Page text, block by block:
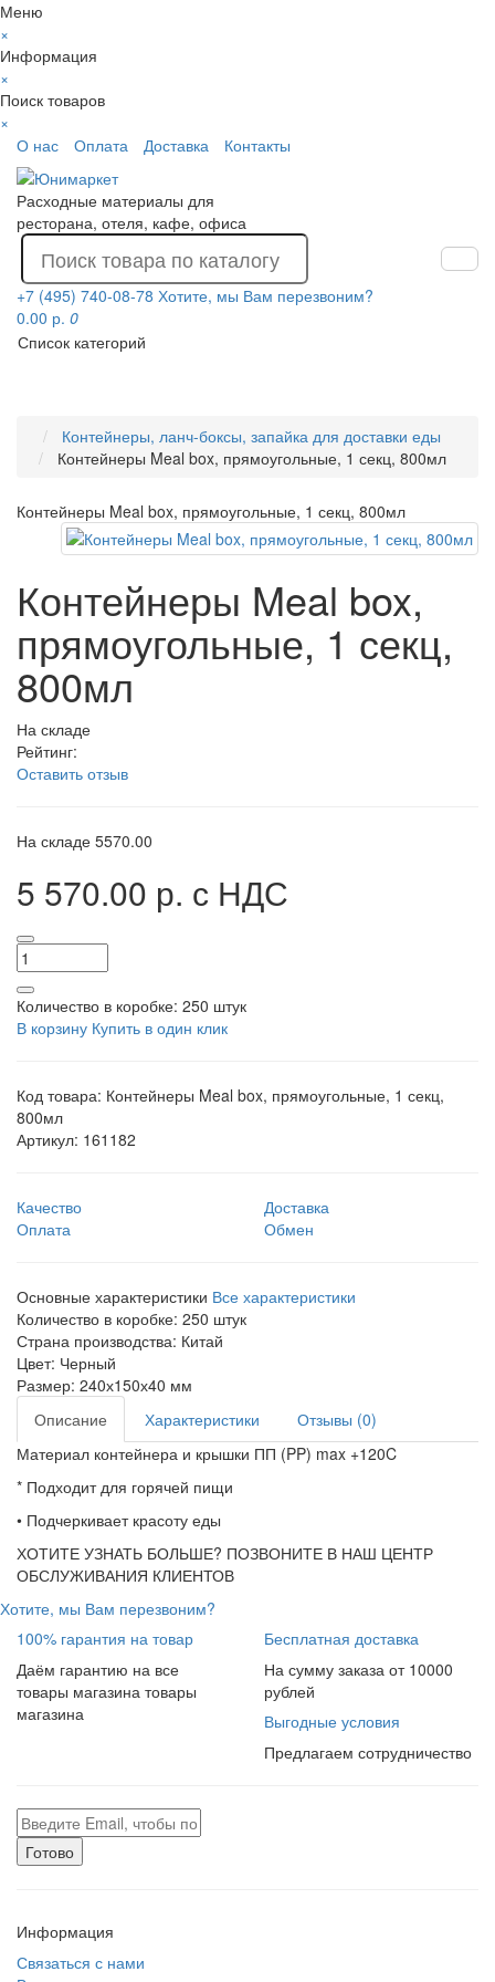
Меню
×
Информация
×
Поиск товаров
×
О нас
Оплата Доставка Контакты
Расходные материалы для
ресторана, отеля, кафе, офиса
+7 (495) 740-08-78 Хотите, мы Вам перезвоним?
0.00 р. 0
Список категорий
Контейнеры, ланч-боксы, запайка для доставки еды
Контейнеры Meal box, прямоугольные, 1 секц, 800мл
Контейнеры Meal box, прямоугольные, 1 секц, 800мл
Контейнеры Meal box,
прямоугольные, 1 секц,
800мл
На складе
Рейтинг:
Оставить отзыв
На складе 5570.00
5 570.00 р. с НДС
Количество в коробке: 250 штук
В корзину Купить в один клик
Код товара: Контейнеры Meal box, прямоугольные, 1 секц,
800мл
Артикул: 161182
Качество
Доставка
Оплата
Обмен
Основные характеристики Все характеристики
Количество в коробке: 250 штук
Страна производства: Китай
Цвет: Черный
Размер: 240х150х40 мм
Описание
Характеристики
Отзывы (0)
Материал контейнера и крышки ПП (PP) max +120C
* Подходит для горячей пищи
• Подчеркивает красоту еды
ХОТИТЕ УЗНАТЬ БОЛЬШЕ? ПОЗВОНИТЕ В НАШ ЦЕНТР
ОБСЛУЖИВАНИЯ КЛИЕНТОВ
Хотите, мы Вам перезвоним?
100% гарантия на товар
Даём гарантию на все
товары магазина товары
магазина
Бесплатная доставка
На сумму заказа от 10000
рублей
Выгодные условия
Предлагаем сотрудничество
Готово
Информация
Связаться с нами